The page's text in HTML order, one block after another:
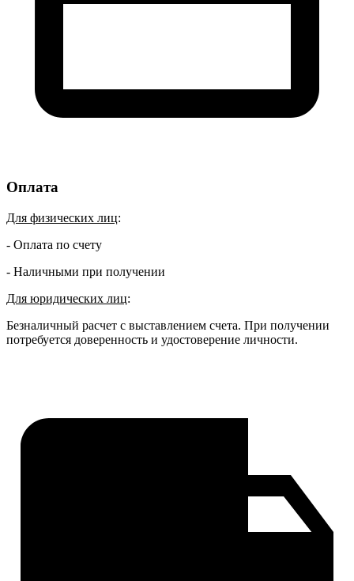
Оплата
Для физических лиц:
- Оплата по счету
- Наличными при получении
Для юридических лиц:
Безналичный расчет с выставлением счета. При получении
потребуется доверенность и удостоверение личности.